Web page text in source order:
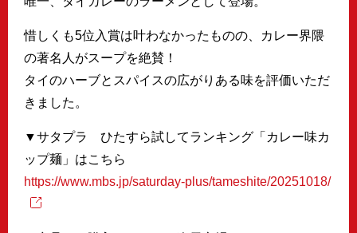
惜しくも5位入賞は叶わなかったものの、カレー界隈
の著名人がスープを絶賛！
タイのハーブとスパイスの広がりある味を評価いただ
きました。
▼サタプラ ひたすら試してランキング「カレー味カ
ップ麺」はこちら
https://www.mbs.jp/saturday-plus/tameshite/20251018/